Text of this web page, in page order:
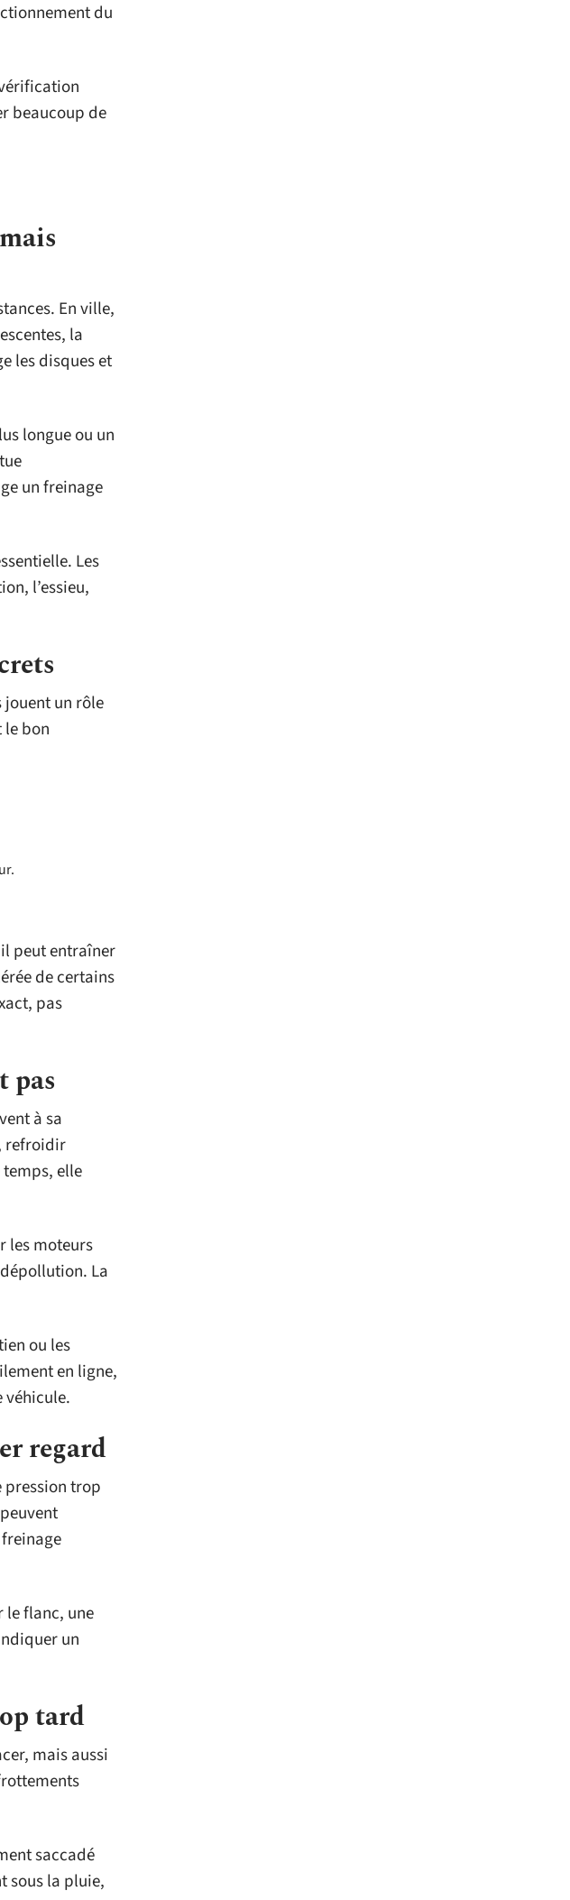
du
beaucoup de
En ville,
la
les disques et
longue ou un
un freinage
Les
l’essieu,
jouent un rôle
bon
peut entraîner
de certains
pas
pas
à sa
refroidir
elle
les moteurs
La
ou les
en ligne,
véhicule.
regard
pression trop
le flanc, une
un
tard
mais aussi
saccadé
sous la pluie,